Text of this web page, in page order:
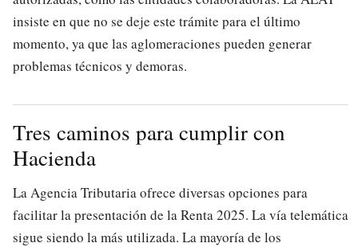
insiste en que no se deje este trámite para el último
momento, ya que las aglomeraciones pueden generar
problemas técnicos y demoras.
Tres caminos para cumplir con
Hacienda
La Agencia Tributaria ofrece diversas opciones para
facilitar la presentación de la Renta 2025. La vía telemática
sigue siendo la más utilizada. La mayoría de los